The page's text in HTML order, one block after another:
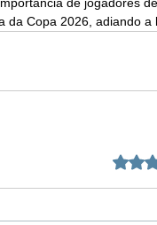
de jogadores
da Copa 2026, adiando